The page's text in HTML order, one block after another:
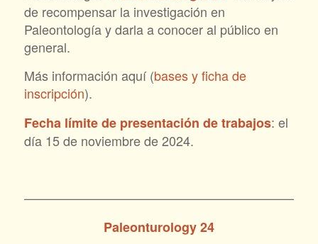
de recompensar la investigación en
Paleontología y darla a conocer al público en
general.
Más información aquí (bases y ficha de
inscripción).
Fecha límite de presentación de trabajos: el
día 15 de noviembre de 2024.
Paleonturology 24